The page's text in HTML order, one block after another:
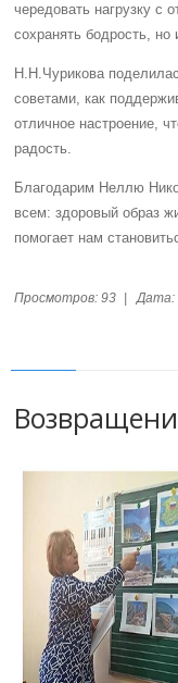
чередовать нагрузку с
сохранять бодрость, но
Н.Н.Чурикова
советами, как
отличное настроение,
радость.
Благодарим Неллю
всем: здоровый образ
помогает нам
Просмотров: 93 Дата: